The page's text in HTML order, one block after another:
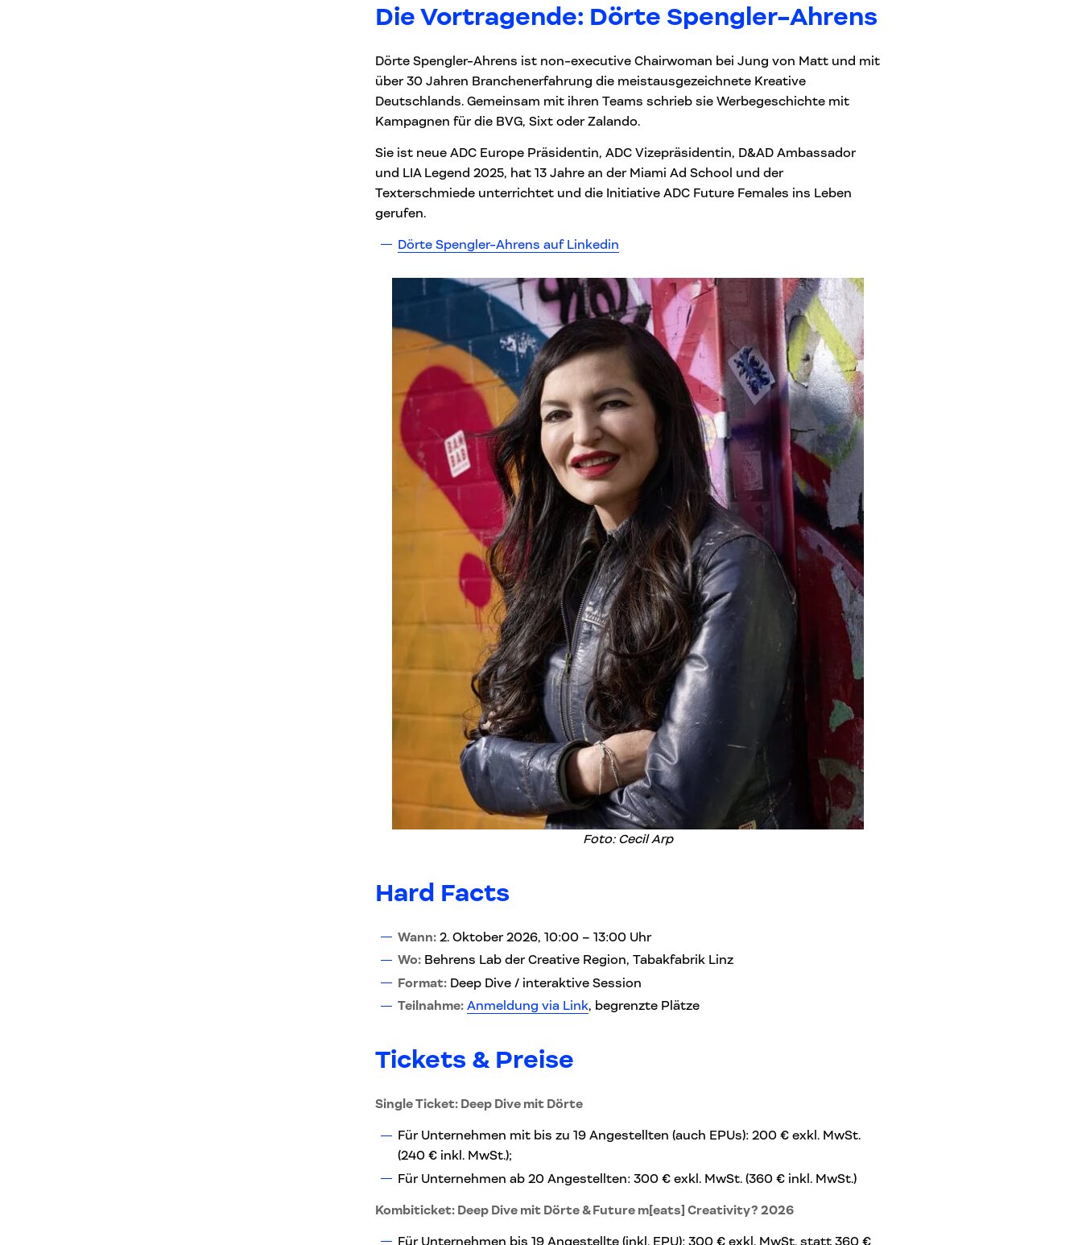
Die Vortragende: Dörte Spengler-Ahrens
Dörte Spengler-Ahrens ist non-executive Chairwoman bei Jung von Matt und mit
über 30 Jahren Branchenerfahrung die meistausgezeichnete Kreative
Deutschlands. Gemeinsam mit ihren Teams schrieb sie Werbegeschichte mit
Kampagnen für die BVG, Sixt oder Zalando.
Sie ist neue ADC Europe Präsidentin, ADC Vizepräsidentin, D&AD Ambassador
und LIA Legend 2025, hat 13 Jahre an der Miami Ad School und der
Texterschmiede unterrichtet und die Initiative ADC Future Females ins Leben
gerufen.
Dörte Spengler-Ahrens auf Linkedin
Foto: Cecil Arp
Hard Facts
Wann:2. Oktober 2026, 10:00 – 13:00 Uhr
Wo:Behrens Lab der Creative Region, Tabakfabrik Linz
Format:Deep Dive / interaktive Session
Teilnahme: Anmeldung via Link, begrenzte Plätze
Tickets & Preise
Single Ticket: Deep Dive mit Dörte
Für Unternehmen mit bis zu 19 Angestellten (auch EPUs): 200 € exkl. MwSt.
(240 € inkl. MwSt.);
Für Unternehmen ab 20 Angestellten: 300 € exkl. MwSt. (360 € inkl. MwSt.)
Kombiticket: Deep Dive mit Dörte & Future m[eats] Creativity? 2026
Für Unternehmen bis 19 Angestellte (inkl. EPU): 300 € exkl. MwSt. statt 360 €